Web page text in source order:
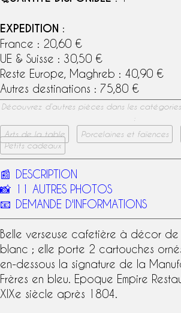
EXPEDITION :
France : 20,60 €
UE & Suisse : 30,50 €
Reste Europe, Maghreb : 40,90 €
Autres destinations : 75,80 €
Découvrez d’autres pièces dans les
:
Arts de la table
Porcelaines et faïences
Petits cadeaux
📰 DESCRIPTION
📸 11 AUTRES PHOTOS
📧 DEMANDE D'INFORMATIONS
Belle verseuse cafetière à décor de
blanc ; elle porte 2 cartouches
en-dessous la signature de la
Frères en bleu. Epoque Empire
XIXe siècle après 1804.